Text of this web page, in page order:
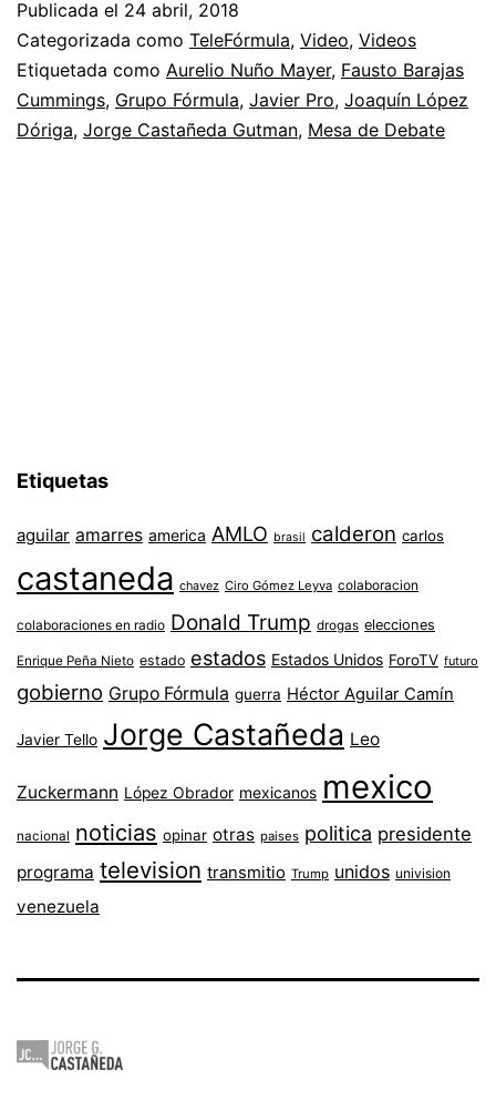
Publicada el 24 abril, 2018
Categorizada como TeleFórmula, Video, Videos
Etiquetada como Aurelio Nuño Mayer, Fausto Barajas
Cummings, Grupo Fórmula, Javier Pro, Joaquín López
Dóriga, Jorge Castañeda Gutman, Mesa de Debate
Etiquetas
aguilar amarres america AMLO brasil calderon carlos
castaneda chavez Ciro Gómez Leyva colaboracion
colaboraciones en radio Donald Trump drogas elecciones
Enrique Peña Nieto estado estados Estados Unidos ForoTV futuro
gobierno Grupo Fórmula guerra Héctor Aguilar Camín
Javier Tello Jorge Castañeda Leo
Zuckermann López Obrador mexicanos mexico
nacional noticias opinar otras paises politica presidente
programa television transmitio Trump unidos univision
venezuela